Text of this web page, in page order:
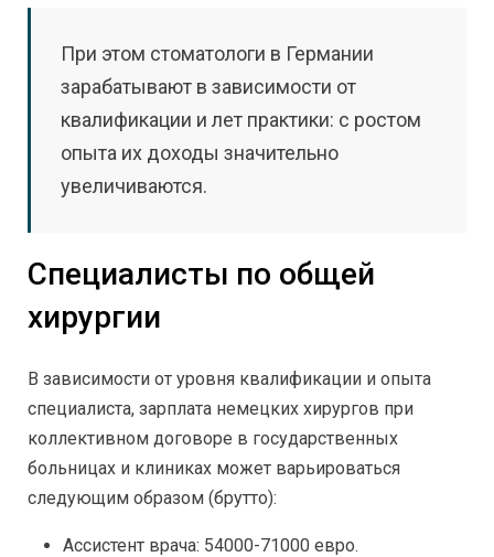
При этом стоматологи в Германии
зарабатывают в зависимости от
квалификации и лет практики: с ростом
опыта их доходы значительно
увеличиваются.
Специалисты по общей
хирургии
В зависимости от уровня квалификации и опыта
специалиста, зарплата немецких хирургов при
коллективном договоре в государственных
больницах и клиниках может варьироваться
следующим образом (брутто):
Ассистент врача: 54000-71000 евро.